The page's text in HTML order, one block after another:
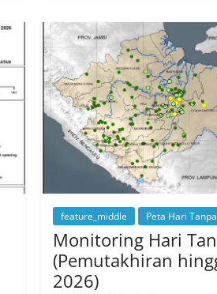
feature_middle Peta Hari
Monitoring Hari
(Pemutakhiran
2026)